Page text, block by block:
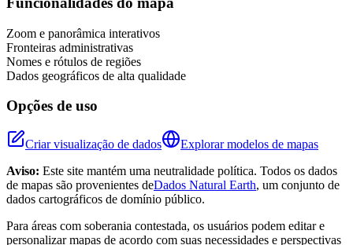
Zoom e panorâmica interativos
Fronteiras administrativas
Nomes e rótulos de regiões
Dados geográficos de alta qualidade
Opções de uso
Criar visualização de dados
Explorar modelos de mapas
Aviso: Este site mantém uma neutralidade política. Todos os dados
de mapas são provenientes deDados Natural Earth, um conjunto de
dados cartográficos de domínio público.
Para áreas com soberania contestada, os usuários podem editar e
personalizar mapas de acordo com suas necessidades e perspectivas